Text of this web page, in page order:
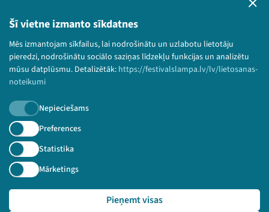
Šī vietne izmanto sīkdatnes
Mēs izmantojam sīkfailus, lai nodrošinātu un uzlabotu lietotāju
pieredzi, nodrošinātu sociālo saziņas līdzekļu funkcijas un analizētu
mūsu datplūsmu. Detalizētāk: https://festivalslampa.lv/lv/lietosanas-
noteikumi
Nepieciešams
Preferences
Statistika
Mārketings
Pieņemt visas
Bērnu aizsardzības politika
© 2026 Sarunu festivāls LAMPA Visas tiesības
paturētas.
Piesakies jaunumiem!
Nepalaid garām aktuālāko informāciju!